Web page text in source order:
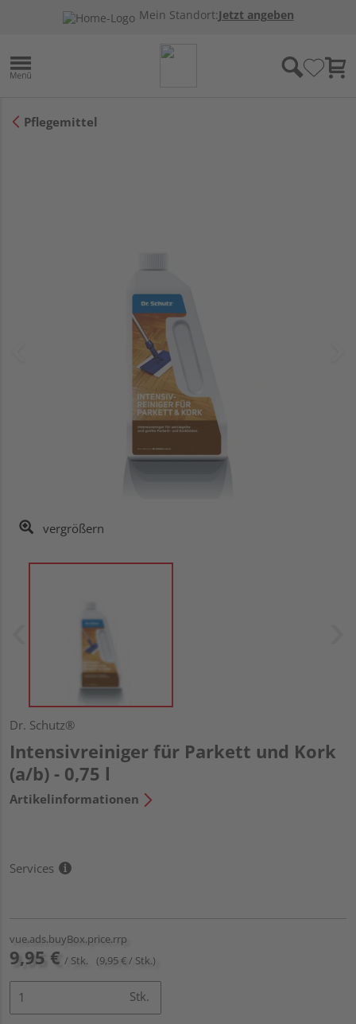
Mein Standort:Jetzt angeben
Pflegemittel
vergrößern
Dr. Schutz®
Intensivreiniger für Parkett und Kork
(a/b) - 0,75 l
Artikelinformationen
Services
vue.ads.buyBox.price.rrp
9,95 € / Stk. (9,95 € / Stk.)
Stk.